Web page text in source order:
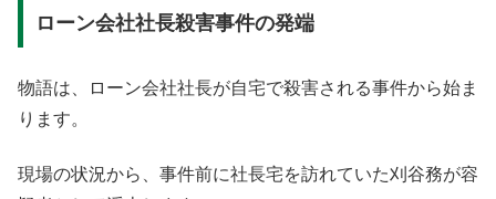
ローン会社社長殺害事件の発端
物語は、ローン会社社長が自宅で殺害される事件から始ま
ります。
現場の状況から、事件前に社長宅を訪れていた刈谷務が容